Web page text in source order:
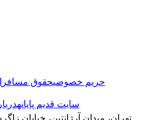
حریم خصوصیحقوق مسافر
سایت قدیم پایانه